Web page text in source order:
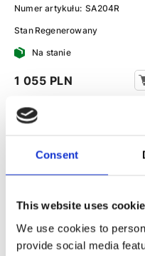
Consent
This website uses
We use cookies to
provide social media
Numer artykułu: SA204R
Stan Regenerowany
Na stanie
1 055 PLN
wspomaganiem
SAAB 9-3 02-11